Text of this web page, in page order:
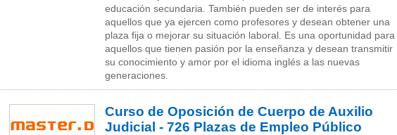
educación secundaria. También pueden ser de interés para
aquellos que ya ejercen como profesores y desean obtener una
plaza fija o mejorar su situación laboral. Es una oportunidad para
aquellos que tienen pasión por la enseñanza y desean transmitir
su conocimiento y amor por el idioma inglés a las nuevas
generaciones.
Curso de Oposición de Cuerpo de Auxilio
Judicial - 726 Plazas de Empleo Público